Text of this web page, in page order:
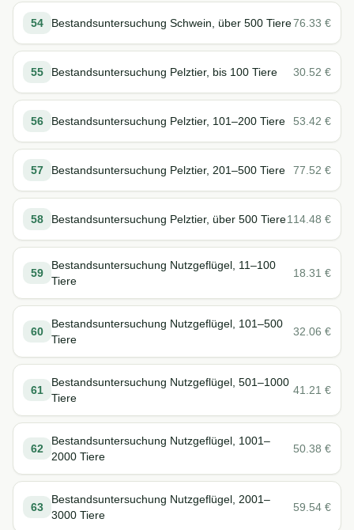
54 Bestandsuntersuchung Schwein, über 500 Tiere76.33 €
55 Bestandsuntersuchung Pelztier, bis 100 Tiere 30.52 €
56 Bestandsuntersuchung Pelztier, 101–200 Tiere 53.42 €
57 Bestandsuntersuchung Pelztier, 201–500 Tiere 77.52 €
58 Bestandsuntersuchung Pelztier, über 500 Tiere114.48 €
59
Bestandsuntersuchung Nutzgeflügel, 11–100
Tiere
18.31 €
60
Bestandsuntersuchung Nutzgeflügel, 101–500
Tiere
32.06 €
61
Bestandsuntersuchung Nutzgeflügel, 501–1000
Tiere
41.21 €
62
Bestandsuntersuchung Nutzgeflügel, 1001–
2000 Tiere
50.38 €
63
Bestandsuntersuchung Nutzgeflügel, 2001–
3000 Tiere
59.54 €